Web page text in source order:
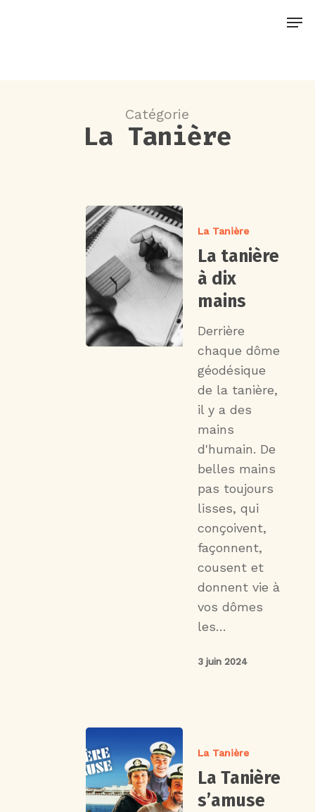
Catégorie
La Tanière
La Tanière
La tanière
à dix
mains
Derrière
chaque dôme
géodésique
de la tanière,
il y a des
mains
d'humain. De
belles mains
pas toujours
lisses, qui
conçoivent,
façonnent,
cousent et
donnent vie à
vos dômes
les…
3 juin 2024
La Tanière
La Tanière
s’amuse